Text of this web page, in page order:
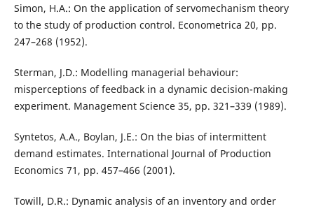
Simon, H.A.: On the application of servomechanism theory
to the study of production control. Econometrica 20, pp.
247–268 (1952).
Sterman, J.D.: Modelling managerial behaviour:
misperceptions of feedback in a dynamic decision-making
experiment. Management Science 35, pp. 321–339 (1989).
Syntetos, A.A., Boylan, J.E.: On the bias of intermittent
demand estimates. International Journal of Production
Economics 71, pp. 457–466 (2001).
Towill, D.R.: Dynamic analysis of an inventory and order